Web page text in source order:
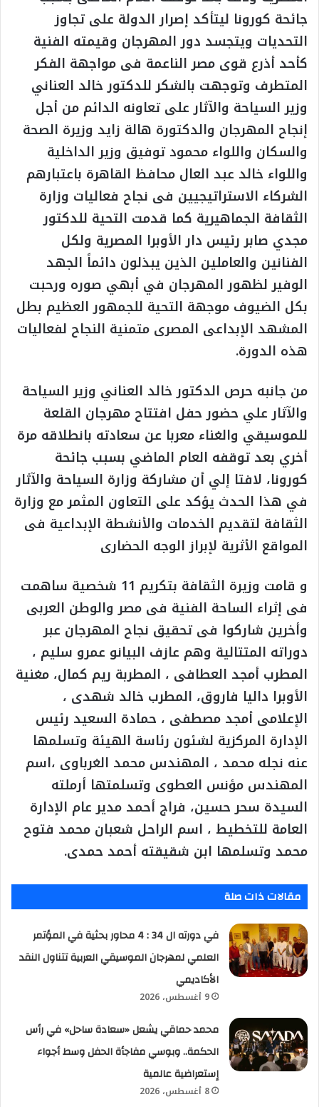
جائحة كورونا ليتأكد إصرار الدولة على تجاوز
التحديات ويتجسد دور المهرجان وقيمته الفنية
كأحد أذرع قوى مصر الناعمة فى مواجهة الفكر
المتطرف وتوجهت بالشكر للدكتور خالد العناني
وزير السياحة والآثار على تعاونه الدائم من أجل
إنجاح المهرجان والدكتورة هالة زايد وزيرة الصحة
والسكان واللواء محمود توفيق وزير الداخلية
واللواء خالد عبد العال محافظ القاهرة باعتبارهم
الشركاء الاستراتيجيين فى نجاح فعاليات وزارة
الثقافة الجماهيرية كما قدمت التحية للدكتور
مجدي صابر رئيس دار الأوبرا المصرية ولكل
الفنانين والعاملين الذين يبذلون دائماً الجهد
الوفير لظهور المهرجان في أبهي صوره ورحبت
بكل الضيوف موجهة التحية للجمهور العظيم بطل
المشهد الإبداعى المصرى متمنية النجاح لفعاليات
هذه الدورة.
من جانبه حرص الدكتور خالد العناني وزير السياحة
والآثار علي حضور حفل افتتاح مهرجان القلعة
للموسيقي والغناء معربا عن سعادته بانطلاقه مرة
أخري بعد توقفه العام الماضي بسبب جائحة
كورونا، لافتا إلي أن مشاركة وزارة السياحة والآثار
في هذا الحدث يؤكد على التعاون المثمر مع وزارة
الثقافة لتقديم الخدمات والأنشطة الإبداعية فى
المواقع الأثرية لإبراز الوجه الحضارى
و
قامت وزيرة الثقافة بتكريم 11 شخصية ساهمت
فى إثراء الساحة الفنية فى مصر والوطن العربى
وأخرين شاركوا فى تحقيق نجاح المهرجان عبر
دوراته المتتالية وهم عازف البيانو عمرو سليم ،
المطرب أمجد العطافى ، المطربة ريم كمال، مغنية
الأوبرا داليا فاروق، المطرب خالد شهدى ،
الإعلامى أمجد مصطفى ، حمادة السعيد رئيس
الإدارة المركزية لشئون رئاسة الهيئة وتسلمها
عنه نجله محمد ، المهندس محمد الغرباوى ،اسم
المهندس مؤنس العطوى وتسلمتها أرملته
السيدة سحر حسين، فراج أحمد مدير عام الإدارة
العامة للتخطيط ، اسم الراحل شعبان محمد فتوح
محمد وتسلمها ابن شقيقته أحمد حمدى.
مقالات ذات صلة
في دورته ال 34 : 4 محاور بحثية في المؤتمر
العلمي لمهرجان الموسيقي العربية تتناول النقد
الأكاديمي
9 أغسطس، 2026
محمد حماقي يشعل «سعادة ساحل» في رأس
الحكمة.. وبوسي مفاجأة الحفل وسط أجواء
إستعراضية عالمية
8 أغسطس، 2026